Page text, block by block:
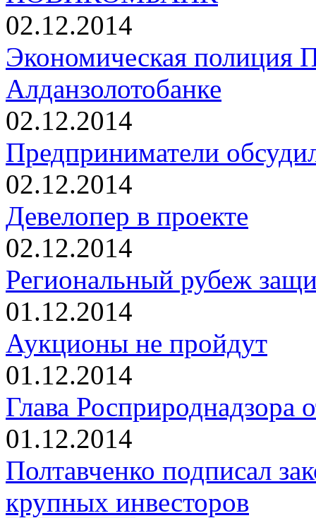
02.12.2014
Экономическая полиция
Алданзолотобанке
02.12.2014
Предприниматели
02.12.2014
Девелопер в проекте
02.12.2014
Региональный рубеж
01.12.2014
Аукционы не пройдут
01.12.2014
Глава Росприроднадзора
01.12.2014
Полтавченко подписал
крупных инвесторов